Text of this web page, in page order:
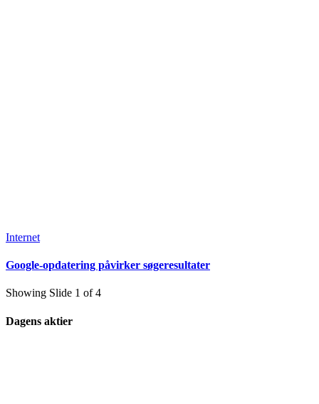
Internet
Google-opdatering påvirker søgeresultater
Showing Slide 1 of 4
Dagens aktier